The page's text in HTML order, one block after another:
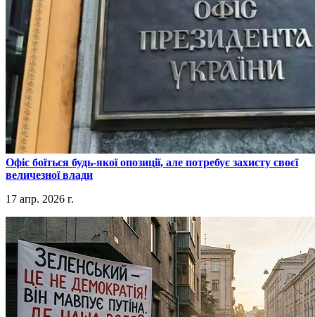
​Офіс боїться будь-якої опозиції, але потребує захисту своєї
величезної влади
17 апр. 2026 г.